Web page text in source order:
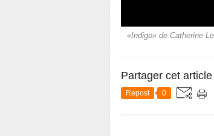
«Indigo» de Catherine
Partager cet article
Repost 0